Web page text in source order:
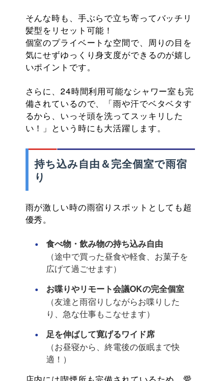
そんな時も、手ぶらで立ち寄ってバッチリ
髪型をリセット可能！
個室のプライベートな空間で、周りの目を
気にせずゆっくり身支度ができるのが嬉し
いポイントです。
さらに、24時間利用可能なシャワー室も完
備されているので、「雨や汗でベタベタす
るから、いっそ頭を洗ってスッキリした
い！」という時にも大活躍します。
持ち込み自由＆完全個室で雨宿
り
雨が激しい時の雨宿りスポットとしても超
優秀。
食べ物・飲み物の持ち込み自由
（途中で買った昼食や軽食、お菓子を
広げて過ごせます）
お喋りやリモート会議OKの完全個室
（友達と雨宿りしながらお喋りした
り、急な仕事もこなせます）
足を伸ばして寛げるワイド席
（お昼寝から、終電後の仮眠まで快
適！）